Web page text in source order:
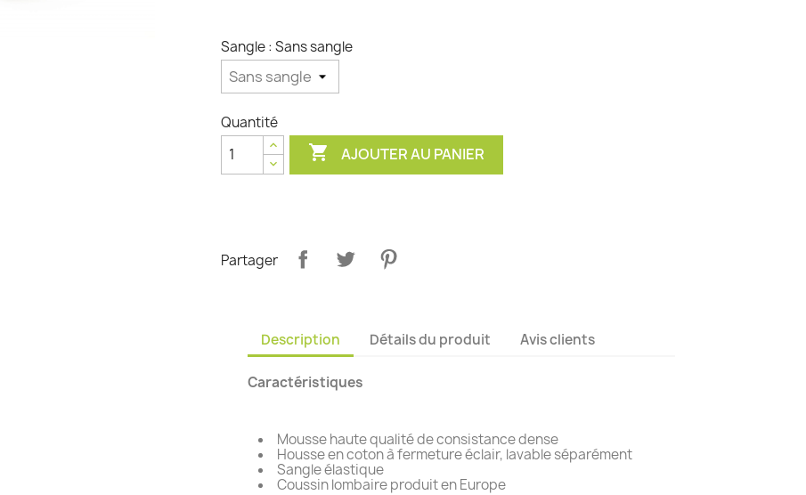
Sangle : Sans sangle
Quantité
 AJOUTER AU PANIER
Partager
Description Détails du produit Avis clients
Caractéristiques
Mousse haute qualité de consistance dense
Housse en coton à fermeture éclair, lavable séparément
Sangle élastique
Coussin lombaire produit en Europe